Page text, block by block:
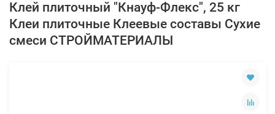
Клей плиточный "Кнауф-Флекс", 25 кг
Клеи плиточные Клеевые составы Сухие
смеси СТРОЙМАТЕРИАЛЫ